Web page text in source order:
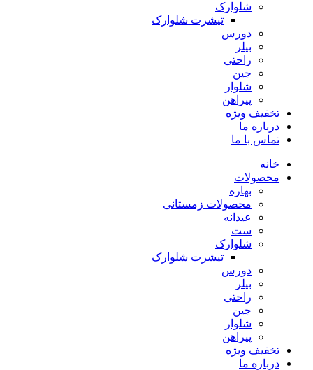
شلوارک
تیشرت شلوارک
دورس
بیلر
راحتی
جین
شلوار
پیراهن
تخفیف ویژه
درباره ما
تماس با ما
خانه
محصولات
بهاره
محصولات زمستانی
عیدانه
ست
شلوارک
تیشرت شلوارک
دورس
بیلر
راحتی
جین
شلوار
پیراهن
تخفیف ویژه
درباره ما